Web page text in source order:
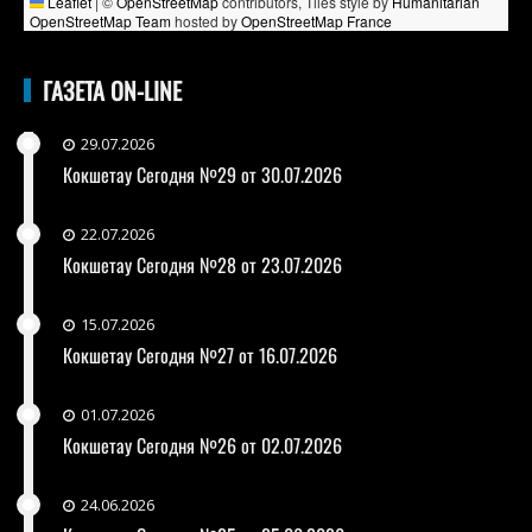
OpenStreetMap Teamhosted byOpenStreetMap France
ГАЗЕТА ON-LINE
29.07.2026
Кокшетау Сегодня №29 от 30.07.2026
22.07.2026
Кокшетау Сегодня №28 от 23.07.2026
15.07.2026
Кокшетау Сегодня №27 от 16.07.2026
01.07.2026
Кокшетау Сегодня №26 от 02.07.2026
24.06.2026